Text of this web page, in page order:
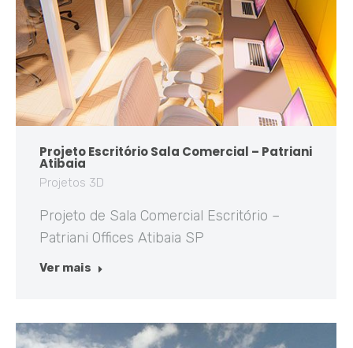
Projeto Escritório Sala Comercial – Patriani
Atibaia
Projetos 3D
Projeto de Sala Comercial Escritório –
Patriani Offices Atibaia SP
Ver mais